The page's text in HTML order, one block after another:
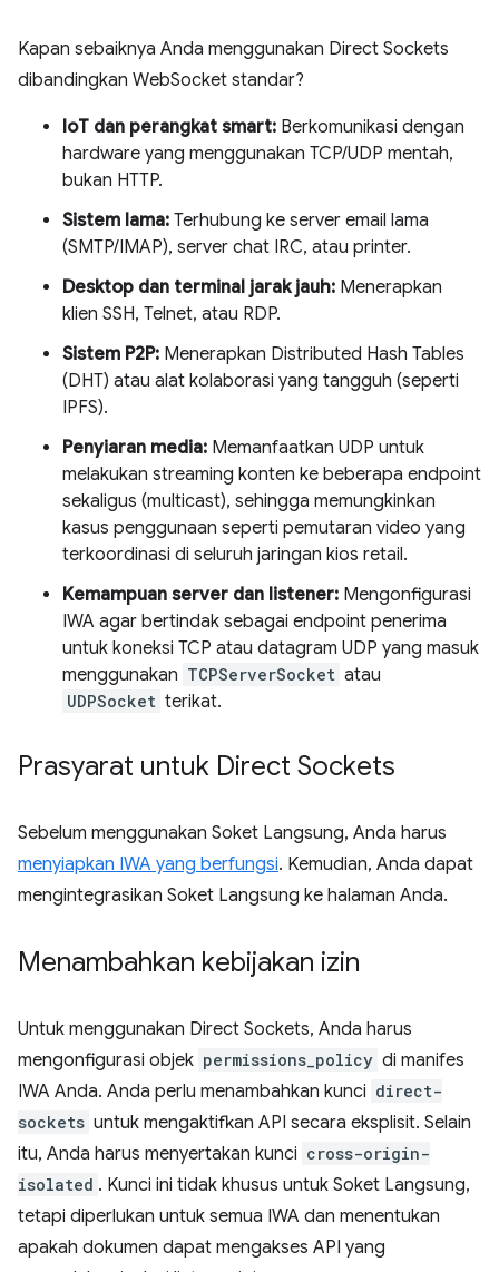
Kapan sebaiknya Anda menggunakan Direct Sockets
dibandingkan WebSocket standar?
IoT dan perangkat smart: Berkomunikasi dengan
hardware yang menggunakan TCP/UDP mentah,
bukan HTTP.
Sistem lama: Terhubung ke server email lama
(SMTP/IMAP), server chat IRC, atau printer.
Desktop dan terminal jarak jauh: Menerapkan
klien SSH, Telnet, atau RDP.
Sistem P2P: Menerapkan Distributed Hash Tables
(DHT) atau alat kolaborasi yang tangguh (seperti
IPFS).
Penyiaran media: Memanfaatkan UDP untuk
melakukan streaming konten ke beberapa endpoint
sekaligus (multicast), sehingga memungkinkan
kasus penggunaan seperti pemutaran video yang
terkoordinasi di seluruh jaringan kios retail.
Kemampuan server dan listener: Mengonfigurasi
IWA agar bertindak sebagai endpoint penerima
untuk koneksi TCP atau datagram UDP yang masuk
menggunakan TCPServerSocket atau
UDPSocket terikat.
Prasyarat untuk Direct Sockets
Sebelum menggunakan Soket Langsung, Anda harus
menyiapkan IWA yang berfungsi. Kemudian, Anda dapat
mengintegrasikan Soket Langsung ke halaman Anda.
Menambahkan kebijakan izin
Untuk menggunakan Direct Sockets, Anda harus
mengonfigurasi objek permissions_policy di manifes
IWA Anda. Anda perlu menambahkan kunci direct-
sockets untuk mengaktifkan API secara eksplisit. Selain
itu, Anda harus menyertakan kunci cross-origin-
isolated . Kunci ini tidak khusus untuk Soket Langsung,
tetapi diperlukan untuk semua IWA dan menentukan
apakah dokumen dapat mengakses API yang